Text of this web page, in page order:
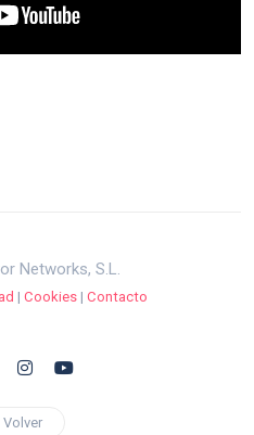
Networks, S.L.
| Cookies| Contacto
Volver